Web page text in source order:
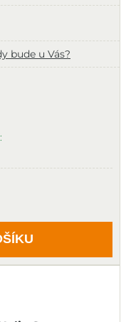
bude u Vás?